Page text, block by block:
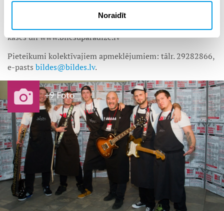
Noraidīt
Biļetes uz koncertiem nopērkamas “Biļešu paradīzes”
kasēs un www.bilesuparadize.lv
Pieteikumi kolektīvajiem apmeklējumiem: tālr. 29282866,
e-pasts bildes@bildes.lv.
+9 Foto